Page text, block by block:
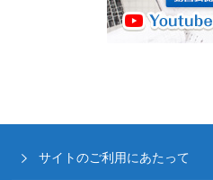
サイトのご利用にあたって